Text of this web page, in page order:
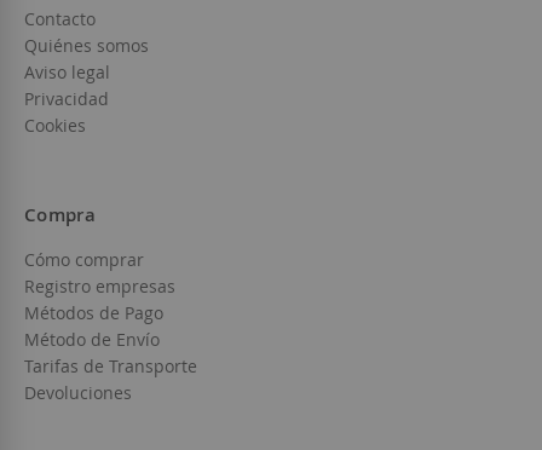
Contacto
Quiénes somos
Aviso legal
Privacidad
Cookies
Compra
Cómo comprar
Registro empresas
Métodos de Pago
Método de Envío
Tarifas de Transporte
Devoluciones